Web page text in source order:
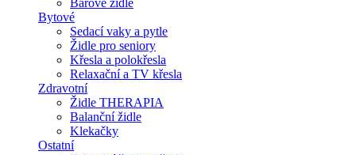
Barové židle
Bytové
Sedací vaky a pytle
Židle pro seniory
Křesla a polokřesla
Relaxační a TV křesla
Zdravotní
Židle THERAPIA
Balanční židle
Klekačky
Ostatní